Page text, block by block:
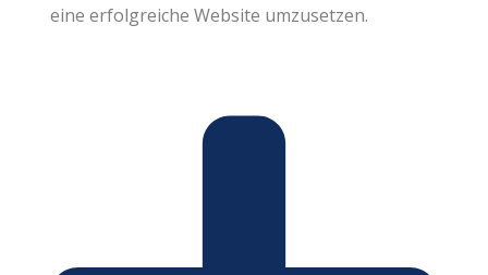
eine erfolgreiche Website umzusetzen.